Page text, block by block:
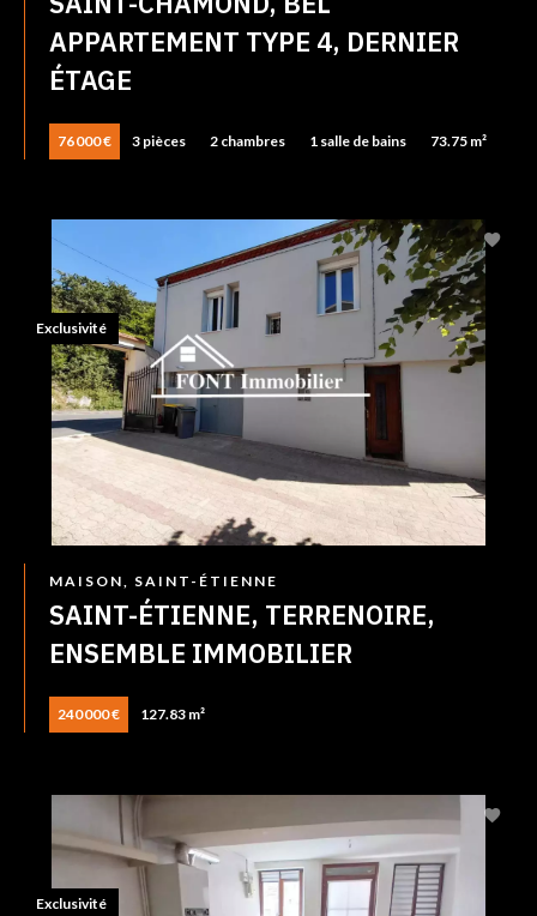
APPARTEMENT TYPE 4, DERNIER
ÉTAGE
76 000 € 3 pièces 2 chambres 1 salle de bains 73.75 m²
MAISON, SAINT-ÉTIENNE
SAINT-ÉTIENNE, TERRENOIRE,
ENSEMBLE IMMOBILIER
240 000 € 127.83 m²
Exclusivité
Exclusivité